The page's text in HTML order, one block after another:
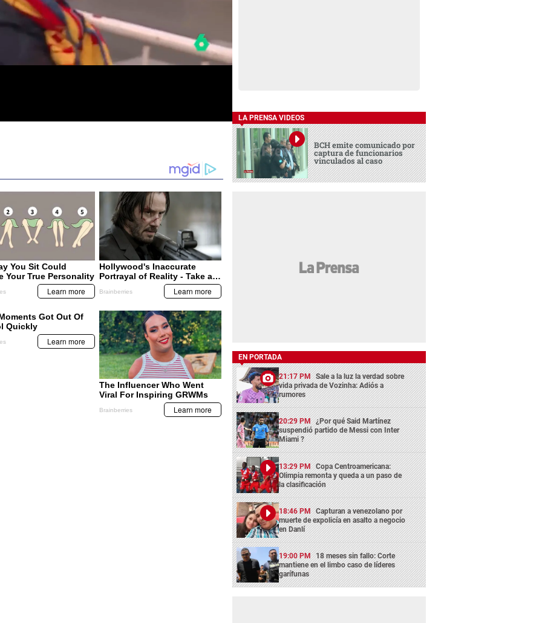
LA PRENSA VIDEOS
BCH emite comunicado por
captura de funcionarios
vinculados al caso
EN PORTADA
21:17 PM Sale a la luz la verdad sobre
vida privada de Vozinha: Adiós a
rumores
20:29 PM ¿Por qué Said Martínez
suspendió partido de Messi con Inter
Miami ?
13:29 PM Copa Centroamericana:
Olimpia remonta y queda a un paso de
la clasificación
18:46 PM Capturan a venezolano por
muerte de expolicía en asalto a negocio
en Danlí
19:00 PM 18 meses sin fallo: Corte
mantiene en el limbo caso de líderes
garífunas